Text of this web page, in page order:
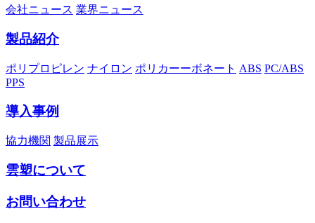
会社ニュース 業界ニュース
製品紹介
ポリプロピレン ナイロン ポリカーーボネート ABS PC/ABS
PPS
導入事例
協力機関 製品展示
雲塑について
お問い合わせ